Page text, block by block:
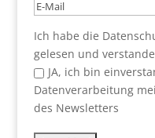
Ich habe die
gelesen und
JA, ich bin
Datenverarbeitung
des Newsletters